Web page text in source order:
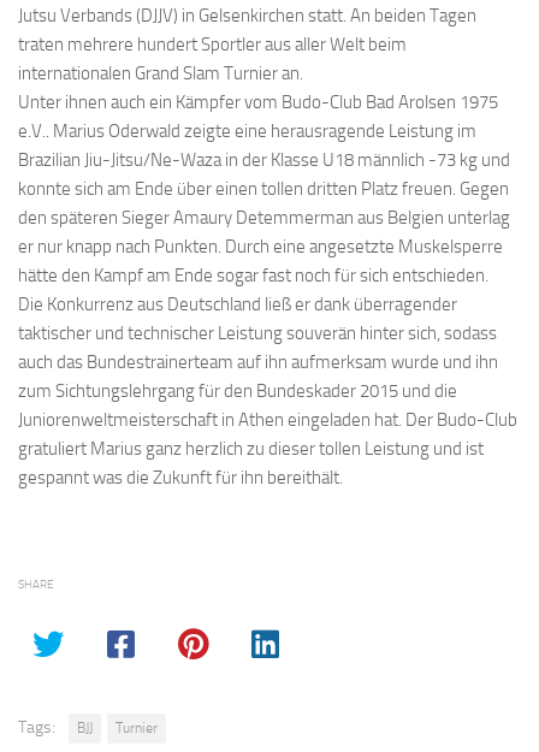
Jutsu Verbands (DJJV) in Gelsenkirchen statt. An beiden Tagen
traten mehrere hundert Sportler aus aller Welt beim
internationalen Grand Slam Turnier an.
Unter ihnen auch ein Kämpfer vom Budo-Club Bad Arolsen 1975
e.V.. Marius Oderwald zeigte eine herausragende Leistung im
Brazilian Jiu-Jitsu/Ne-Waza in der Klasse U18 männlich -73 kg und
konnte sich am Ende über einen tollen dritten Platz freuen. Gegen
den späteren Sieger Amaury Detemmerman aus Belgien unterlag
er nur knapp nach Punkten. Durch eine angesetzte Muskelsperre
hätte den Kampf am Ende sogar fast noch für sich entschieden.
Die Konkurrenz aus Deutschland ließ er dank überragender
taktischer und technischer Leistung souverän hinter sich, sodass
auch das Bundestrainerteam auf ihn aufmerksam wurde und ihn
zum Sichtungslehrgang für den Bundeskader 2015 und die
Juniorenweltmeisterschaft in Athen eingeladen hat. Der Budo-Club
gratuliert Marius ganz herzlich zu dieser tollen Leistung und ist
gespannt was die Zukunft für ihn bereithält.
SHARE
Tags: BJJ Turnier